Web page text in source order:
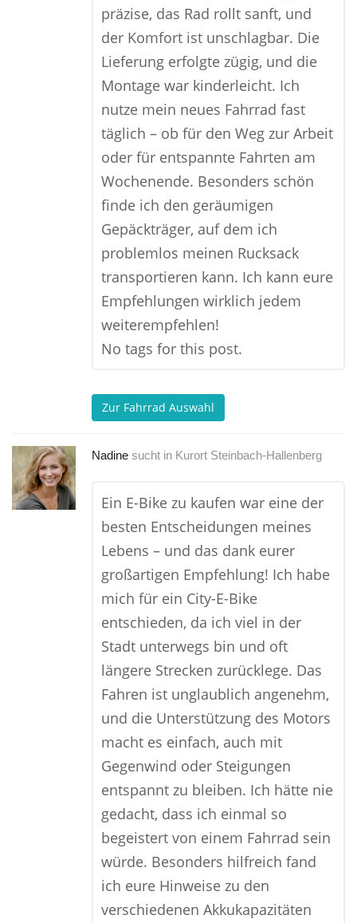
präzise, das Rad rollt sanft, und
der Komfort ist unschlagbar. Die
Lieferung erfolgte zügig, und die
Montage war kinderleicht. Ich
nutze mein neues Fahrrad fast
täglich – ob für den Weg zur Arbeit
oder für entspannte Fahrten am
Wochenende. Besonders schön
finde ich den geräumigen
Gepäckträger, auf dem ich
problemlos meinen Rucksack
transportieren kann. Ich kann eure
Empfehlungen wirklich jedem
weiterempfehlen!
No tags for this post.
Zur Fahrrad Auswahl
Nadine sucht in Kurort Steinbach-Hallenberg
Ein E-Bike zu kaufen war eine der
besten Entscheidungen meines
Lebens – und das dank eurer
großartigen Empfehlung! Ich habe
mich für ein City-E-Bike
entschieden, da ich viel in der
Stadt unterwegs bin und oft
längere Strecken zurücklege. Das
Fahren ist unglaublich angenehm,
und die Unterstützung des Motors
macht es einfach, auch mit
Gegenwind oder Steigungen
entspannt zu bleiben. Ich hätte nie
gedacht, dass ich einmal so
begeistert von einem Fahrrad sein
würde. Besonders hilfreich fand
ich eure Hinweise zu den
verschiedenen Akkukapazitäten